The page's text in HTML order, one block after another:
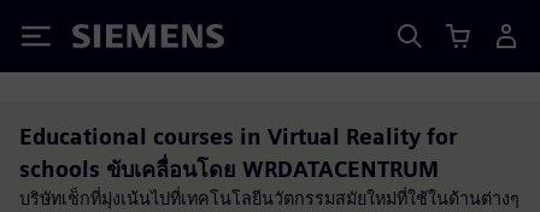
Siemens
Educational courses in Virtual Reality for
schools ขับเคลื่อนโดย WRDATACENTRUM
บริษัทเช็กที่มุ่งเน้นไปที่เทคโนโลยีนวัตกรรมสมัยใหม่ที่ใช้ในด้านต่างๆ